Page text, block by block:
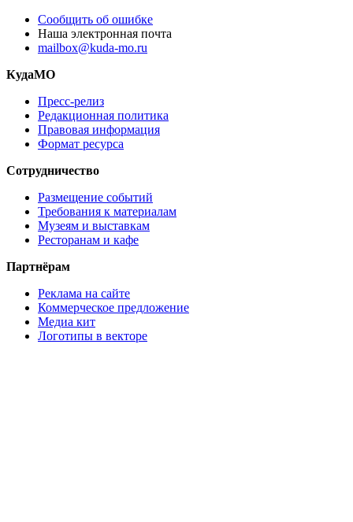
Сообщить об ошибке
Наша электронная почта
mailbox@kuda-mo.ru
КудаМО
Пресс-релиз
Редакционная политика
Правовая информация
Формат ресурса
Сотрудничество
Размещение событий
Требования к материалам
Музеям и выставкам
Ресторанам и кафе
Партнёрам
Реклама на сайте
Коммерческое предложение
Медиа кит
Логотипы в векторе